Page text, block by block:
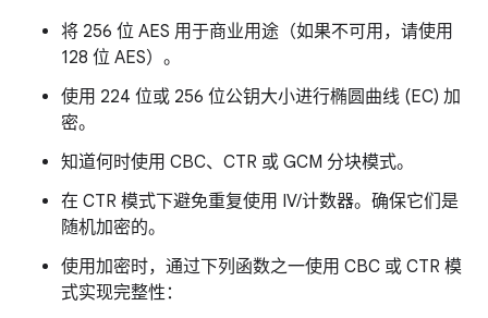
将 256 位 AES 用于商业用途（如果不可用，请使用
128 位 AES）。
使用 224 位或 256 位公钥大小进行椭圆曲线 (EC) 加
密。
知道何时使用 CBC、CTR 或 GCM 分块模式。
在 CTR 模式下避免重复使用 IV/计数器。确保它们是
随机加密的。
使用加密时，通过下列函数之一使用 CBC 或 CTR 模
式实现完整性：